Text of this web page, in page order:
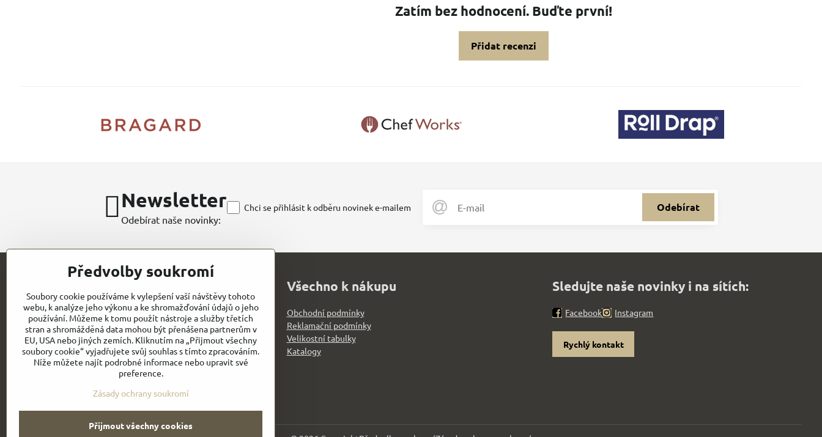
Zatím bez hodnocení. Buďte první!
Přidat recenzi
Newsletter
Odebírat naše novinky:
Odebírat
Chci se přihlásit k odběru novinek e-mailem
CHEFWORKS / BRAGARD / ROLLDRAP
GASTROELEGANCE s.r.o
Milady Horákové 852/82
CZ- PRAHA 7
IČO: 28258096
DIČ: CZ28258096
info@gastroelegance.cz
Obchodní
podmínky
Všechno k nákupu
Obchodní podmínky
Reklamační podmínky
Velikostní tabulky
Katalogy
Sledujte naše novinky i na sítích:
Facebook Instagram
Rychlý kontakt
Předvolby soukromí
Soubory cookie používáme k vylepšení vaší návštěvy tohoto
webu, k analýze jeho výkonu a ke shromažďování údajů o jeho
používání. Můžeme k tomu použít nástroje a služby třetích
stran a shromážděná data mohou být přenášena partnerům v
EU, USA nebo jiných zemích. Kliknutím na „Přijmout všechny
soubory cookie“ vyjadřujete svůj souhlas s tímto zpracováním.
Níže můžete najít podrobné informace nebo upravit své
preference.
Zásady ochrany soukromí
Přijmout všechny cookies